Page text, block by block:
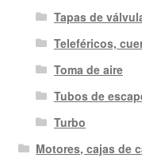
Tapas de
Teleféricos,
Toma de aire
Tubos de
Turbo
Motores, cajas de